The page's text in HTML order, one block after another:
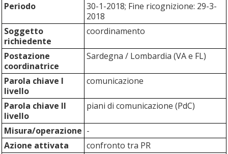
Periodo
30-1-2018; Fine ricognizione: 29-3-
2018
Soggetto
richiedente
coordinamento
Postazione
coordinatrice
Sardegna / Lombardia (VA e FL)
Parola chiave I
livello
comunicazione
Parola chiave II
livello
piani di comunicazione (PdC)
Misura/operazione -
Azione attivata
confronto tra PR